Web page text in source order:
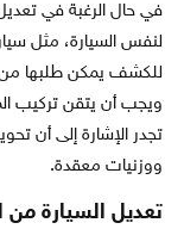
في حال الرغبة في
لنفس السيارة، مثل
للكشف يمكن طلبها من
ويجب أن يتقن تركيب
تجدر الإشارة إلى أن
ووزنيات معقدة.
تعديل السيارة من